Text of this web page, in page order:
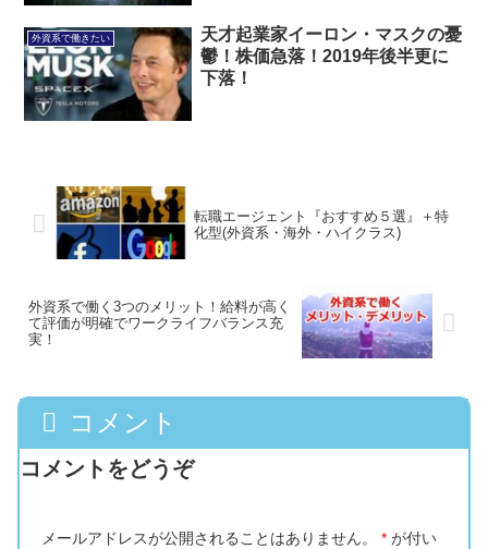
外資系で働きたい
天才起業家イーロン・マスクの憂
鬱！株価急落！2019年後半更に
下落！
転職エージェント『おすすめ５選』＋特
化型(外資系・海外・ハイクラス)
外資系で働く3つのメリット！給料が高く
て評価が明確でワークライフバランス充
実！
コメント
コメントをどうぞ
メールアドレスが公開されることはありません。 * が付い